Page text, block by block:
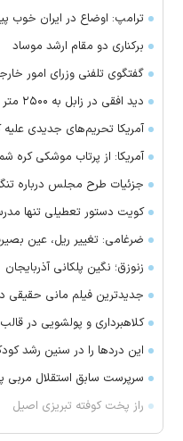
ترامپ: اوضاع در ایران خوب
برکناری دو مقام ارشد موساد
گفتگوی تلفنی وزرای امور
دید افقی در زابل به ۲۵۰۰ متر کاهش یافت
آمریکا تحریم‌های جدیدی علیه
آمریکا: از پرتاب موشکی کره
جزئیات طرح مجلس درباره
کویت دستور تعطیلی تنها
ضرغامی: تغییر ریل، عین
زنوزق؛ نگین پلکانی آذربایجان
جدیدترین فیلم مانی حقیقی
کلاهبرداری و پولشویی در
این درد‌ها را در سنین رشد
سرپرست سابق استقلال مربی
راز پخت کوفته تبریزی اصیل